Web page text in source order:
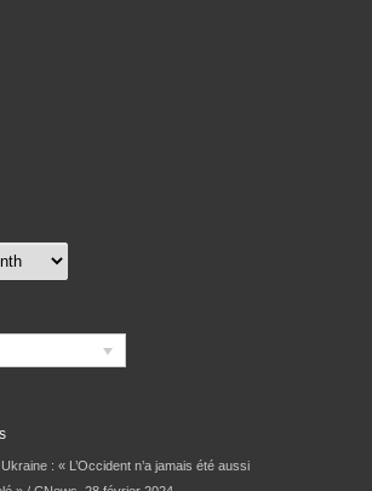
: « L’Occident n’a jamais été aussi